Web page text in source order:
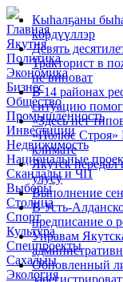
Главная
Якутия
Политика
Экономика
Бизнес
Общество
Промышленность
Инвестиции
Недвижимость
Национальные
Скандалы и ЧП
Выборы
Столица
Спорт
Культура
Спецпроекты
Сахалыы
Экология
Кыһалҕаны
көрдүүллэр
Девять
Тракторист в
не виноват
В 14 районах
ситуацию
«Здесь нет
«Полюс Строя»
климате
Якутск
улусу
Выполнение
В Усть-
предписание о
Управам
Обновленный